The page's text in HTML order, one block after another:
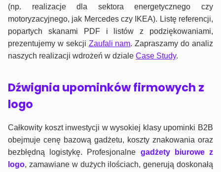
(np. realizacje dla sektora energetycznego czy
motoryzacyjnego, jak Mercedes czy IKEA). Listę referencji,
popartych skanami PDF i listów z podziękowaniami,
prezentujemy w sekcji Zaufali nam. Zapraszamy do analiz
naszych realizacji wdrożeń w dziale Case Study.
Dźwignia upominków firmowych z
logo
Całkowity koszt inwestycji w wysokiej klasy upominki B2B
obejmuje cenę bazową gadżetu, koszty znakowania oraz
bezbłędną logistykę. Profesjonalne gadżety biurowe z
logo, zamawiane w dużych ilościach, generują doskonałą